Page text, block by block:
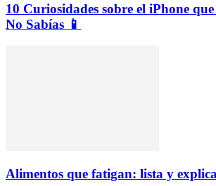
10 Curiosidades sobre el iPhone
No Sabías 📱
Alimentos que fatigan: lista y